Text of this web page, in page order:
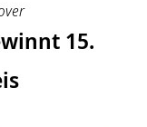
15.